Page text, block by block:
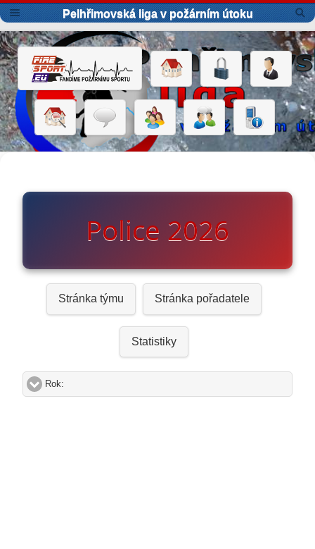
Pelhřimovská liga v požárním útoku
Police 2026
Stránka týmu Stránka pořadatele
Statistiky
Rok: